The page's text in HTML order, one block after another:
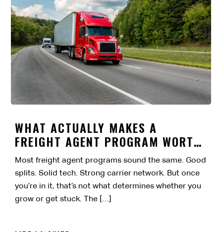
WHAT ACTUALLY MAKES A
FREIGHT AGENT PROGRAM WORTH
IT?
Most freight agent programs sound the same. Good
splits. Solid tech. Strong carrier network. But once
you’re in it, that’s not what determines whether you
grow or get stuck. The […]